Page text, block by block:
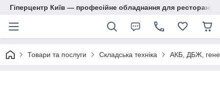
Гіперцентр Київ — професійне обладнання для ресторанів,
Товари та послуги Складська техніка АКБ, ДБЖ,